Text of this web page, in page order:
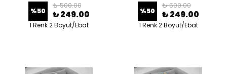
%50
₺ 500.00
₺ 249.00
1 Renk 2 Boyut/Ebat
%50
₺ 500.00
₺ 249.00
1 Renk 2 Boyut/Ebat